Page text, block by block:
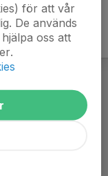
för att vår
De används
oss att